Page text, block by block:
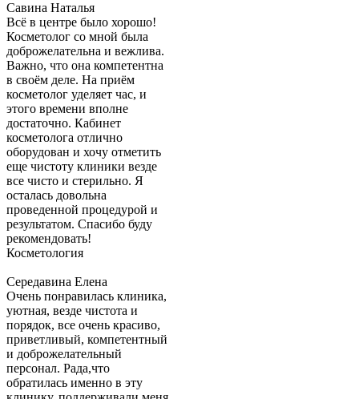
Савина Наталья
Всё в центре было хорошо!
Косметолог со мной была
доброжелательна и вежлива.
Важно, что она компетентна
в своём деле. На приём
косметолог уделяет час, и
этого времени вполне
достаточно. Кабинет
косметолога отлично
оборудован и хочу отметить
еще чистоту клиники везде
все чисто и стерильно. Я
осталась довольна
проведенной процедурой и
результатом. Спасибо буду
рекомендовать!
Косметология
Середавина Елена
Очень понравилась клиника,
уютная, везде чистота и
порядок, все очень красиво,
приветливый, компетентный
и доброжелательный
персонал. Рада,что
обратилась именно в эту